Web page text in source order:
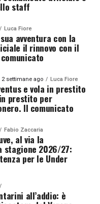
staff
Luca Fiore
avventura con la
il rinnovo con il
2 settimane ago Luca Fiore
e vola in prestito
prestito per
Il comunicato
Fabio Zaccaria
al via la
stagione 2026/27:
per le Under
all’addio: è